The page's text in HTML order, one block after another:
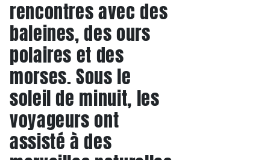
rencontres avec des
baleines, des ours
polaires et des
morses. Sous le
soleil de minuit, les
voyageurs ont
assisté à des